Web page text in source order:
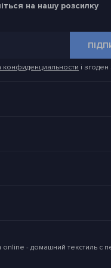
на нашу розсилку
конфиденциальности і
- домашний текстиль с